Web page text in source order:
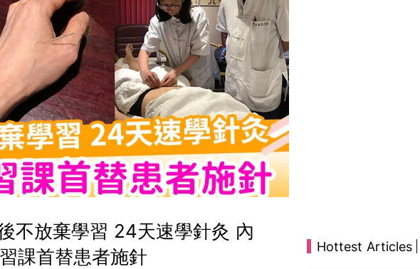
不放棄學習 24天速學針灸 內
課首替患者施針
Hottest Articles